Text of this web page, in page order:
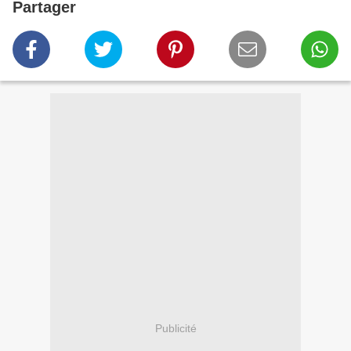
Partager
Publicité